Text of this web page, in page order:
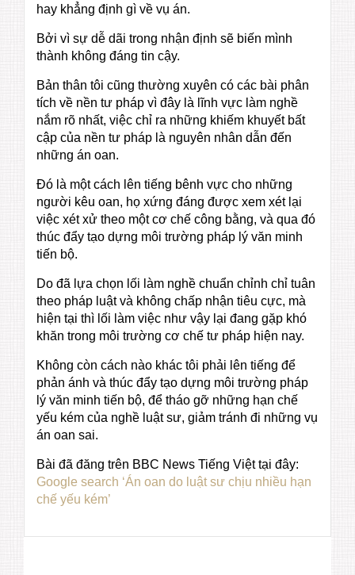
hay khẳng định gì về vụ án.
Bởi vì sự dễ dãi trong nhận định sẽ biến mình
thành không đáng tin cậy.
Bản thân tôi cũng thường xuyên có các bài phân
tích về nền tư pháp vì đây là lĩnh vực làm nghề
nắm rõ nhất, việc chỉ ra những khiếm khuyết bất
cập của nền tư pháp là nguyên nhân dẫn đến
những án oan.
Đó là một cách lên tiếng bênh vực cho những
người kêu oan, họ xứng đáng được xem xét lại
việc xét xử theo một cơ chế công bằng, và qua đó
thúc đẩy tạo dựng môi trường pháp lý văn minh
tiến bộ.
Do đã lựa chọn lối làm nghề chuẩn chỉnh chỉ tuân
theo pháp luật và không chấp nhận tiêu cực, mà
hiện tại thì lối làm việc như vậy lại đang gặp khó
khăn trong môi trường cơ chế tư pháp hiện nay.
Không còn cách nào khác tôi phải lên tiếng để
phản ánh và thúc đẩy tạo dựng môi trường pháp
lý văn minh tiến bộ, để tháo gỡ những hạn chế
yếu kém của nghề luật sư, giảm tránh đi những vụ
án oan sai.
Bài đã đăng trên BBC News Tiếng Việt tại đây:
Google search ‘Án oan do luật sư chịu nhiều hạn
chế yếu kém’